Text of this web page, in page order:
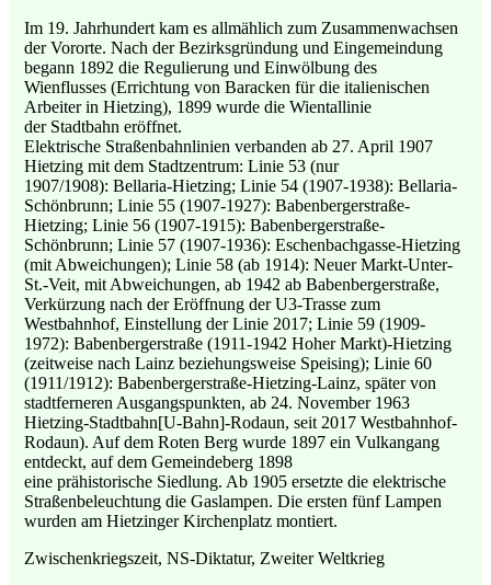
Im 19. Jahrhundert kam es allmählich zum Zusammenwachsen
der Vororte. Nach der Bezirksgründung und Eingemeindung
begann 1892 die Regulierung und Einwölbung des
Wienflusses (Errichtung von Baracken für die italienischen
Arbeiter in Hietzing), 1899 wurde die Wientallinie
der Stadtbahn eröffnet.
Elektrische Straßenbahnlinien verbanden ab 27. April 1907
Hietzing mit dem Stadtzentrum: Linie 53 (nur
1907/1908): Bellaria-Hietzing; Linie 54 (1907-1938): Bellaria-
Schönbrunn; Linie 55 (1907-1927): Babenbergerstraße-
Hietzing; Linie 56 (1907-1915): Babenbergerstraße-
Schönbrunn; Linie 57 (1907-1936): Eschenbachgasse-Hietzing
(mit Abweichungen); Linie 58 (ab 1914): Neuer Markt-Unter-
St.-Veit, mit Abweichungen, ab 1942 ab Babenbergerstraße,
Verkürzung nach der Eröffnung der U3-Trasse zum
Westbahnhof, Einstellung der Linie 2017; Linie 59 (1909-
1972): Babenbergerstraße (1911-1942 Hoher Markt)-Hietzing
(zeitweise nach Lainz beziehungsweise Speising); Linie 60
(1911/1912): Babenbergerstraße-Hietzing-Lainz, später von
stadtferneren Ausgangspunkten, ab 24. November 1963
Hietzing-Stadtbahn[U-Bahn]-Rodaun, seit 2017 Westbahnhof-
Rodaun). Auf dem Roten Berg wurde 1897 ein Vulkangang
entdeckt, auf dem Gemeindeberg 1898
eine prähistorische Siedlung. Ab 1905 ersetzte die elektrische
Straßenbeleuchtung die Gaslampen. Die ersten fünf Lampen
wurden am Hietzinger Kirchenplatz montiert.
Zwischenkriegszeit, NS-Diktatur, Zweiter Weltkrieg